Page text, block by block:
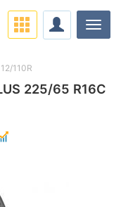
225/65 R16C
110R